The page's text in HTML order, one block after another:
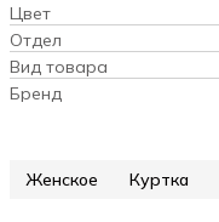
Цвет
Отдел
Вид товара
Бренд
Женское Куртка